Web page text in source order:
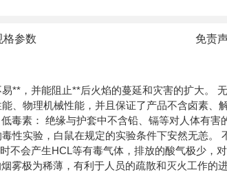
格参数 免责
**，并能阻止**后火焰的蔓延和灾害的扩大。
、物理机械性能，并且保证了产品不含卤素、
毒素： 绝缘与护套中不含铅、镉等对人体有害
性实验，白鼠在规定的实验条件下安然无恙。
不会产生HCL等有毒气体，排放的酸气极少，
雾极为稀薄，有利于人员的疏散和灭火工作的